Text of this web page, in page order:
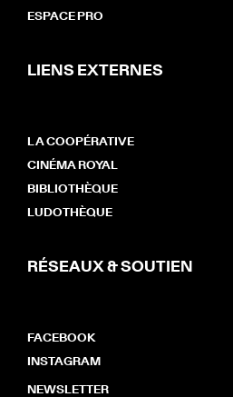
ESPACE PRO
LIENS EXTERNES
LA COOPÉRATIVE
CINÉMA ROYAL
BIBLIOTHÈQUE
LUDOTHÈQUE
RÉSEAUX & SOUTIEN
FACEBOOK
INSTAGRAM
NEWSLETTER